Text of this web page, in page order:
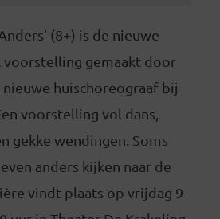
(8+) is de nieuwe
voorstelling gemaakt door
nieuwe huischoreograaf bij
voorstelling vol dans,
gekke wendingen. Soms
anders kijken naar de
vindt plaats op vrijdag 9